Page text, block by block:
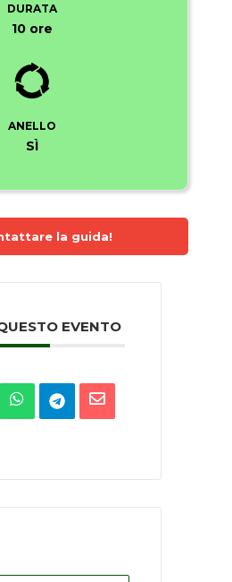
DURATA
10 ore
ANELLO
SÌ
la guida!
EVENTO